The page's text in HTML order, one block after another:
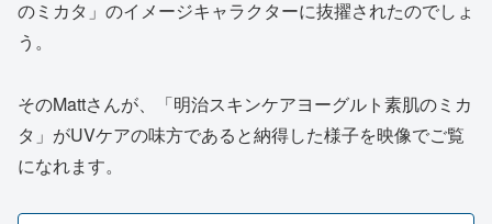
のミカタ」のイメージキャラクターに抜擢されたのでしょ
う。
そのMattさんが、「明治スキンケアヨーグルト素肌のミカ
タ」がUVケアの味方であると納得した様子を映像でご覧
になれます。